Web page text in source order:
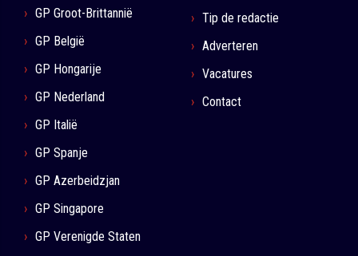
GP Groot-Brittannië
GP België
GP Hongarije
GP Nederland
GP Italië
GP Spanje
GP Azerbeidzjan
GP Singapore
GP Verenigde Staten
Tip de redactie
Adverteren
Vacatures
Contact